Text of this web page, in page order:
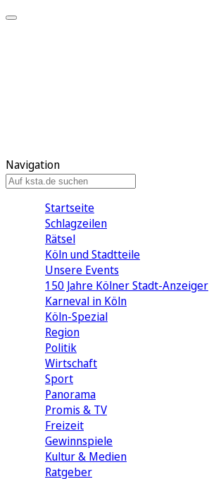
Navigation
Startseite
Schlagzeilen
Rätsel
Köln und Stadtteile
Unsere Events
150 Jahre Kölner Stadt-Anzeiger
Karneval in Köln
Köln-Spezial
Region
Politik
Wirtschaft
Sport
Panorama
Promis & TV
Freizeit
Gewinnspiele
Kultur & Medien
Ratgeber